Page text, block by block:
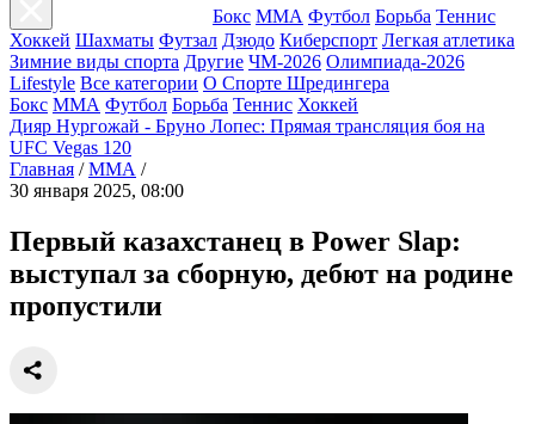
Бокс ММА Футбол Борьба Теннис
Хоккей Шахматы Футзал Дзюдо Киберспорт Легкая атлетика
Зимние виды спорта Другие ЧМ-2026 Олимпиада-2026
Lifestyle Все категории О Спорте Шредингера
Бокс ММА Футбол Борьба Теннис Хоккей
Дияр Нургожай - Бруно Лопес: Прямая трансляция боя на
UFC Vegas 120
Главная / ММА /
30 января 2025, 08:00
Первый казахстанец в Power Slap:
выступал за сборную, дебют на родине
пропустили